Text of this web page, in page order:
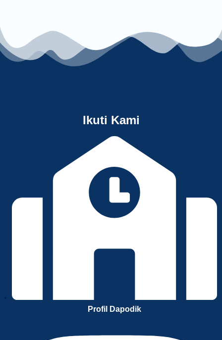
Ikuti Kami
Profil Dapodik